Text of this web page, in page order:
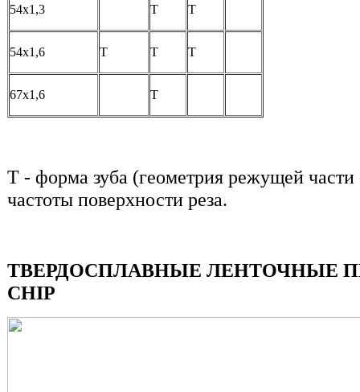
54х1,3 T T
54х1,6 T T T
67х1,6 T
T - форма зуба (геометрия режущей
частоты поверхности реза.
ТВЕРДОСПЛАВНЫЕ ЛЕНТОЧНЫЕ
CHIP